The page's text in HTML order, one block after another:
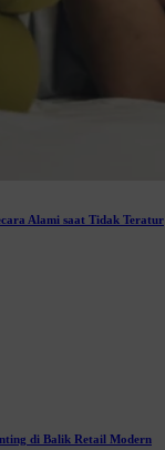
Alami saat Tidak Teratur
di Balik Retail Modern